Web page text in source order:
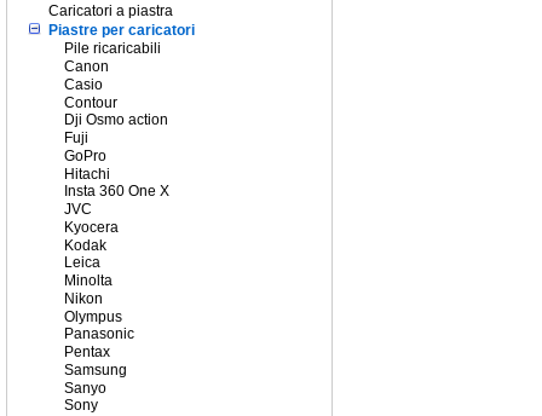
Caricatori a piastra
Piastre per caricatori
Pile ricaricabili
Canon
Casio
Contour
Dji Osmo action
Fuji
GoPro
Hitachi
Insta 360 One X
JVC
Kyocera
Kodak
Leica
Minolta
Nikon
Olympus
Panasonic
Pentax
Samsung
Sanyo
Sony